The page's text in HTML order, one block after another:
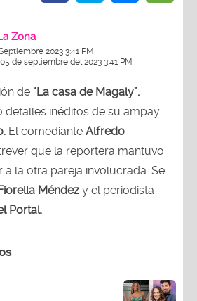
Zona
2023 3:41 PM
de septiembre del 2023 3:41 PM
de “La casa de Magaly”,
detalles inéditos de su ampay
El comediante Alfredo
que la reportera mantuvo
la otra pareja involucrada. Se
Méndez y el periodista
Portal.